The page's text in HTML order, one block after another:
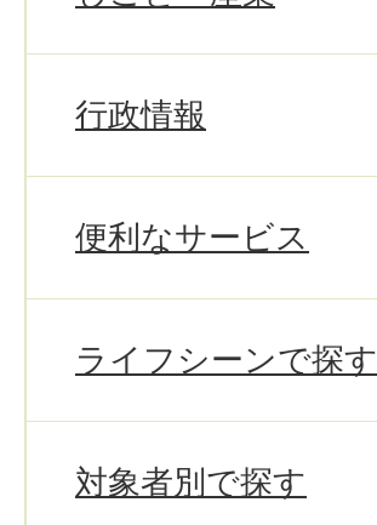
行政情報
便利なサービス
ライフシーンで探す
対象者別で探す